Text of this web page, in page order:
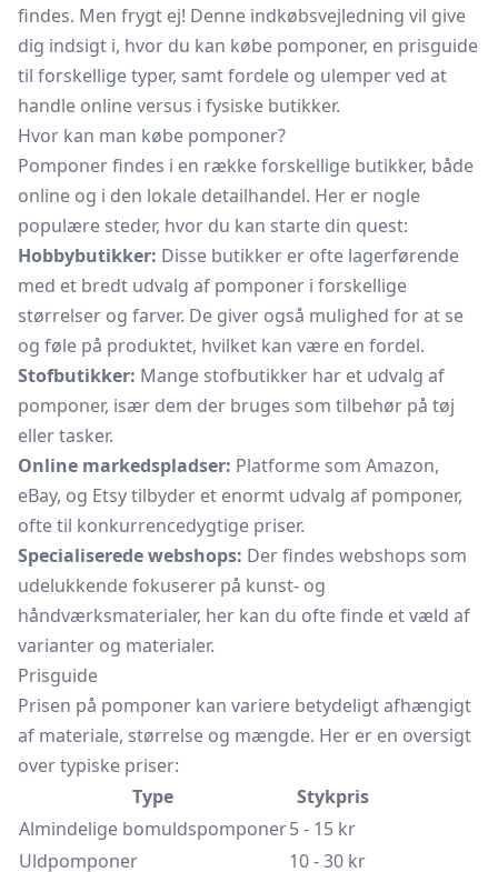
findes. Men frygt ej! Denne indkøbsvejledning vil give
dig indsigt i, hvor du kan købe pomponer, en prisguide
til forskellige typer, samt fordele og ulemper ved at
handle online versus i fysiske butikker.
Hvor kan man købe pomponer?
Pomponer findes i en række forskellige butikker, både
online og i den lokale detailhandel. Her er nogle
populære steder, hvor du kan starte din quest:
Hobbybutikker: Disse butikker er ofte lagerførende
med et bredt udvalg af pomponer i forskellige
størrelser og farver. De giver også mulighed for at se
og føle på produktet, hvilket kan være en fordel.
Stofbutikker: Mange stofbutikker har et udvalg af
pomponer, især dem der bruges som tilbehør på tøj
eller tasker.
Online markedspladser: Platforme som Amazon,
eBay, og Etsy tilbyder et enormt udvalg af pomponer,
ofte til konkurrencedygtige priser.
Specialiserede webshops: Der findes webshops som
udelukkende fokuserer på kunst- og
håndværksmaterialer, her kan du ofte finde et væld af
varianter og materialer.
Prisguide
Prisen på pomponer kan variere betydeligt afhængigt
af materiale, størrelse og mængde. Her er en oversigt
over typiske priser:
Type
Stykpris
Almindelige bomuldspomponer5 - 15 kr
Uldpomponer
10 - 30 kr